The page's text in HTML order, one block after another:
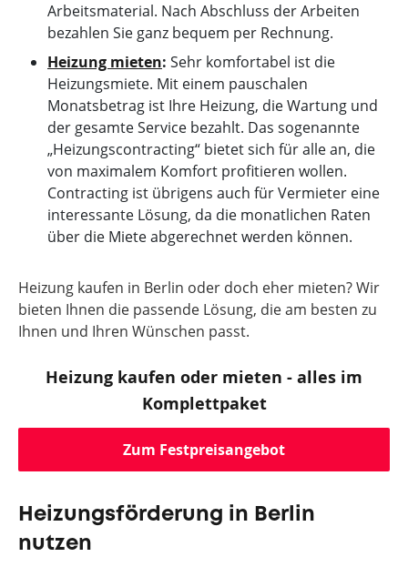
Arbeitsmaterial. Nach Abschluss der Arbeiten
bezahlen Sie ganz bequem per Rechnung.
Heizung mieten: Sehr komfortabel ist die
Heizungsmiete. Mit einem pauschalen
Monatsbetrag ist Ihre Heizung, die Wartung und
der gesamte Service bezahlt. Das sogenannte
„Heizungscontracting“ bietet sich für alle an, die
von maximalem Komfort profitieren wollen.
Contracting ist übrigens auch für Vermieter eine
interessante Lösung, da die monatlichen Raten
über die Miete abgerechnet werden können.
Heizung kaufen in Berlin oder doch eher mieten? Wir
bieten Ihnen die passende Lösung, die am besten zu
Ihnen und Ihren Wünschen passt.
Heizung kaufen oder mieten - alles im
Komplettpaket
Zum Festpreisangebot
Heizungsförderung in Berlin
nutzen